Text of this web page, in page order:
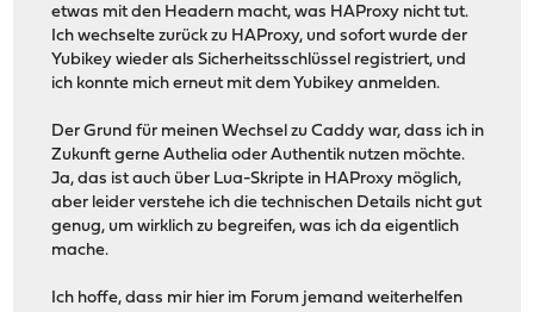
etwas mit den Headern macht, was HAProxy nicht tut.
Ich wechselte zurück zu HAProxy, und sofort wurde der
Yubikey wieder als Sicherheitsschlüssel registriert, und
ich konnte mich erneut mit dem Yubikey anmelden.
Der Grund für meinen Wechsel zu Caddy war, dass ich in
Zukunft gerne Authelia oder Authentik nutzen möchte.
Ja, das ist auch über Lua-Skripte in HAProxy möglich,
aber leider verstehe ich die technischen Details nicht gut
genug, um wirklich zu begreifen, was ich da eigentlich
mache.
Ich hoffe, dass mir hier im Forum jemand weiterhelfen